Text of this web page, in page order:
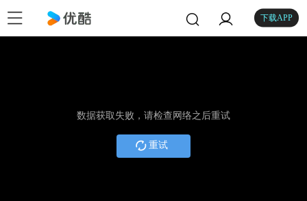
下载APP
数据获取失败，请检查网络之后重试
重试